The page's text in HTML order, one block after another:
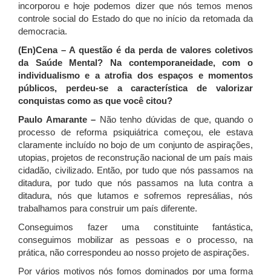
incorporou e hoje podemos dizer que nós temos menos
controle social do Estado do que no início da retomada da
democracia.
(En)Cena – A questão é da perda de valores coletivos
da Saúde Mental? Na contemporaneidade, com o
individualismo e a atrofia dos espaços e momentos
públicos, perdeu-se a característica de valorizar
conquistas como as que você citou?
Paulo Amarante – Não tenho dúvidas de que, quando o
processo de reforma psiquiátrica começou, ele estava
claramente incluído no bojo de um conjunto de aspirações,
utopias, projetos de reconstrução nacional de um país mais
cidadão, civilizado. Então, por tudo que nós passamos na
ditadura, por tudo que nós passamos na luta contra a
ditadura, nós que lutamos e sofremos represálias, nós
trabalhamos para construir um país diferente.
Conseguimos fazer uma constituinte fantástica,
conseguimos mobilizar as pessoas e o processo, na
prática, não correspondeu ao nosso projeto de aspirações.
Por vários motivos nós fomos dominados por uma forma